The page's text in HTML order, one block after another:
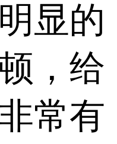
显的
，给
常有